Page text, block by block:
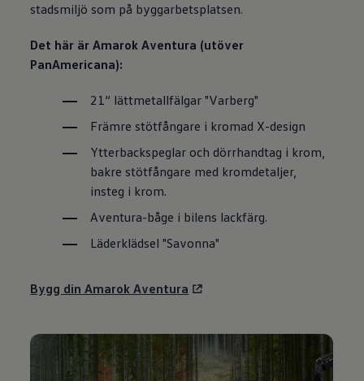
stadsmiljö som på byggarbetsplatsen.
Det här är Amarok Aventura (utöver
PanAmericana):
21“ lättmetallfälgar "Varberg"
Främre stötfångare i kromad X-design
Ytterbackspeglar och dörrhandtag i krom,
bakre stötfångare med kromdetaljer,
insteg i krom.
Aventura-båge i bilens lackfärg.
Läderklädsel "Savonna"
Bygg din Amarok Aventura